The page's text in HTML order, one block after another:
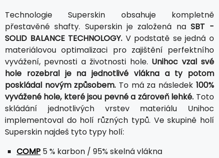
Technologie Superskin obsahuje kompletně
přestavěné shafty. Superskin je založená na SBT -
SOLID BALANCE TECHNOLOGY. V podstatě se jedná o
materiálovou optimalizaci pro zajištění perfektního
vyvážení, pevnosti a životnosti hole. Unihoc vzal své
hole rozebral je na jednotlivé vlákna a ty potom
poskládal novým způsobem. To má za následek 100%
vyvážené hole, které jsou pevné a zároveň lehké. Toto
skládání jednotlivých vrstev materiálu Unihoc
implementoval do holí různých typů. Ve skupině holí
Superskin najdeš tyto typy holí:
COMP 5 % karbon / 95% skelná vlákna